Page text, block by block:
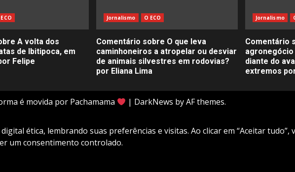
A volta dos
de Ibitipoca, em
Felipe
Jornalismo O ECO
Comentário sobre O que leva
caminhoneiros a atropelar ou desviar
de animais silvestres em rodovias?
por Eliana Lima
Jornalismo
Comentário
diante do
extremos
é movida por Pachamama | DarkNews by AF themes.
ética, lembrando suas preferências e visitas. Ao clicar em “Aceitar tudo”,
um consentimento controlado.